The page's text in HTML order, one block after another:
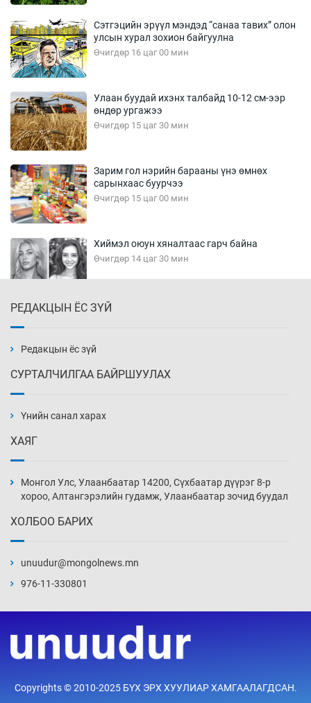
Сэтгэцийн эрүүл мэндэд “санаа тавих” олон
улсын хурал зохион байгуулна
Өчигдөр 16 цаг 00 мин
Улаан буудай ихэнх талбайд 10-12 см-ээр
өндөр ургажээ
Өчигдөр 15 цаг 30 мин
Зарим гол нэрийн барааны үнэ өмнөх
сарынхаас буурчээ
Өчигдөр 15 цаг 00 мин
Хиймэл оюун хяналтаас гарч байна
Өчигдөр 14 цаг 30 мин
Өчигдөр 14 цаг 00 мин
нэмэгджээ
Өчигдөр 13 цаг 30 мин
Өчигдөр 13 цаг 00 мин
Өчигдөр 12 цаг 30 мин
үйлчилж буй гэв
РЕДАКЦЫН ЁС ЗҮЙ
Редакцын ёс зүй
СУРТАЛЧИЛГАА БАЙРШУУЛАХ
Үнийн санал харах
ХАЯГ
Монгол Улс, Улаанбаатар 14200, Сүхбаатар дүүрэг 8-р
хороо, Алтангэрэлийн гудамж, Улаанбаатар зочид буудал
ХОЛБОО БАРИХ
unuudur@mongolnews.mn
976-11-330801
Copyrights © 2010-2025 БҮХ ЭРХ ХУУЛИАР ХАМГААЛАГДСАН.